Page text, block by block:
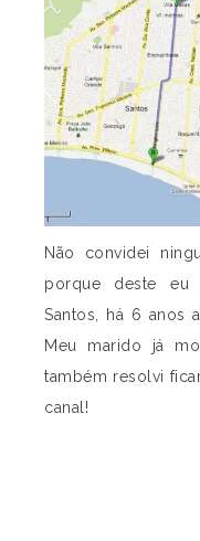
Não convidei
porque deste eu
Santos, há 6 anos
Meu marido já
também resolvi
canal!